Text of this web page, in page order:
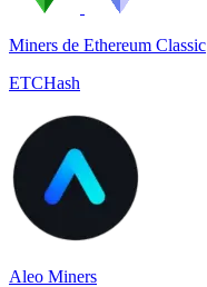
Miners de Ethereum Classic
ETCHash
Aleo Miners